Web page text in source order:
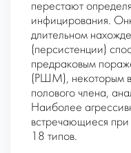
перестают
инфицирования.
длительном
(персистенции)
предраковым
(РШМ), некоторым
полового члена,
Наиболее
встречающиеся при
18 типов.